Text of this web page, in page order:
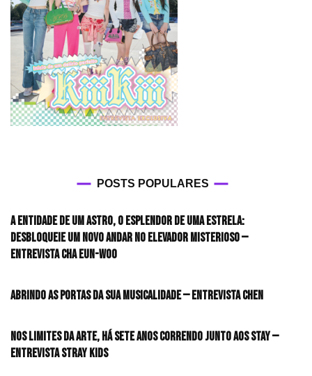
POSTS POPULARES
A entidade de um astro, o esplendor de uma estrela:
desbloqueie um novo andar no elevador misterioso —
Entrevista CHA EUN-WOO
Abrindo as portas da sua musicalidade — Entrevista CHEN
Nos limites da arte, há sete anos correndo junto aos STAY —
Entrevista Stray Kids